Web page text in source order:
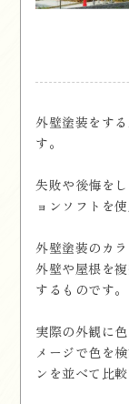
外壁塗装をす
す。
失敗や後悔を
ョンソフトを
外壁塗装のカ
外壁や屋根を
するものです。
実際の外観に
メージで色を
ンを並べて比